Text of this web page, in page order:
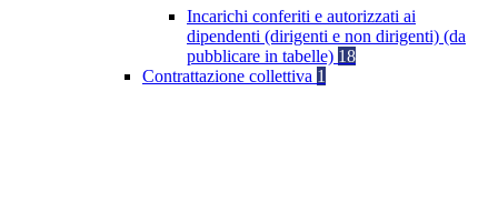
Incarichi conferiti e autorizzati ai
dipendenti (dirigenti e non dirigenti) (da
pubblicare in tabelle) 18
Contrattazione collettiva 1